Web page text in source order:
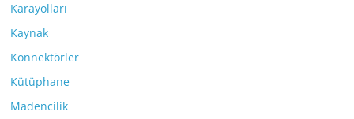
Karayolları
Kaynak
Konnektörler
Kütüphane
Madencilik